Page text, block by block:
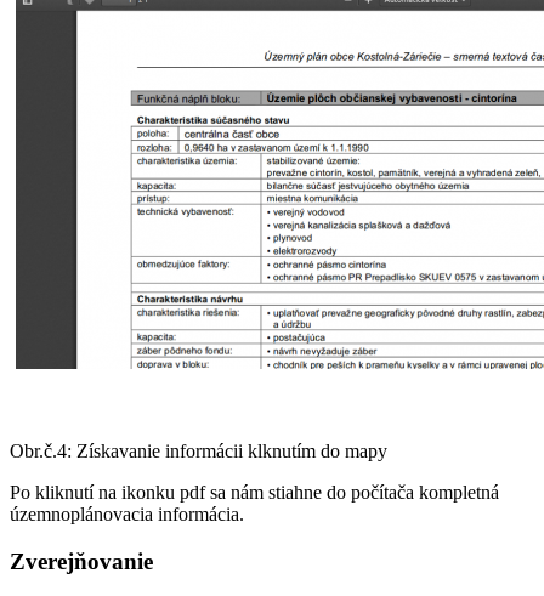
Obr.č.4: Získavanie informácii klknutím do mapy
Po kliknutí na ikonku pdf sa nám stiahne do počítača kompletná
územnoplánovacia informácia.
Zverejňovanie